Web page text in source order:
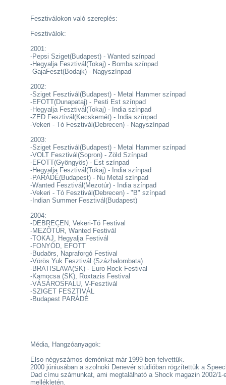
Fesztiválokon való szereplés:
Fesztiválok:
2001:
-Pepsi Sziget(Budapest) - Wanted színpad
-Hegyalja Fesztivál(Tokaj) - Bomba színpad
-GajaFeszt(Bodajk) - Nagyszínpad
2002:
-Sziget Fesztivál(Budapest) - Metal Hammer színpad
-EFOTT(Dunapataj) - Pesti Est színpad
-Hegyalja Fesztivál(Tokaj) - India színpad
-ZED Fesztivál(Kecskemét) - India színpad
-Vekeri - Tó Fesztivál(Debrecen) - Nagyszínpad
2003:
-Sziget Fesztivál(Budapest) - Metal Hammer színpad
-VOLT Fesztivál(Sopron) - Zöld Színpad
-EFOTT(Gyöngyös) - Est színpad
-Hegyalja Fesztivál(Tokaj) - India színpad
-PARÁDÉ(Budapest) - Nu Metal színpad
-Wanted Fesztivál(Mezotúr) - India színpad
-Vekeri - Tó Fesztivál(Debrecen) - "B" színpad
-Indian Summer Fesztivál(Budapest)
2004:
-DEBRECEN, Vekeri-Tó Festival
-MEZÕTÚR, Wanted Festivál
-TOKAJ, Hegyalja Festivál
-FONYÓD, EFOTT
-Budaörs, Napraforgó Festival
-Vörös Yuk Fesztivál (Százhalombata)
-BRATISLAVA(SK) - Euro Rock Festival
-Kamocsa (SK), Roxtazis Festival
-VÁSÁROSFALU, V-Fesztivál
-SZIGET FESZTIVÁL
-Budapest PARÁDÉ
Média, Hangzóanyagok:
Elso négyszámos demónkat már 1999-ben felvettük.
2000 júniusában a szolnoki Denevér stúdióban rögzítettük a
Dad címu számunkat, ami megtalálható a Shock magazin 2002/1-
mellékletén.